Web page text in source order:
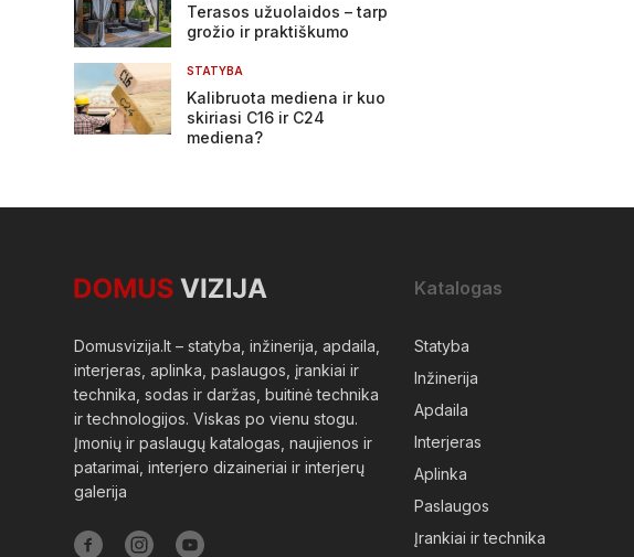
Terasos užuolaidos – tarp
grožio ir praktiškumo
STATYBA
Kalibruota mediena ir kuo
skiriasi C16 ir C24
mediena?
Domusvizija.lt – statyba, inžinerija, apdaila,
interjeras, aplinka, paslaugos, įrankiai ir
technika, sodas ir daržas, buitinė technika
ir technologijos. Viskas po vienu stogu.
Įmonių ir paslaugų katalogas, naujienos ir
patarimai, interjero dizaineriai ir interjerų
galerija
Katalogas
Statyba
Inžinerija
Apdaila
Interjeras
Aplinka
Paslaugos
Įrankiai ir technika